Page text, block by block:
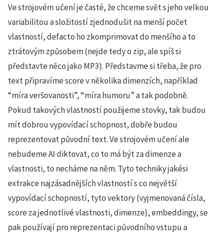
Ve strojovém učení je časté, že chceme svět s jeho velkou
variabilitou a složitostí zjednodušit na menší počet
vlastností, defacto ho zkomprimovat do menšího a to
ztrátovým způsobem (nejde tedy o zip, ale spíš si
představte něco jako MP3). Představme si třeba, že pro
text připravíme score v několika dimenzích, například
“míra veršovanosti”, “míra humoru” a tak podobně.
Pokud takových vlastností použijeme stovky, tak budou
mít dobrou vypovídací schopnost, dobře budou
reprezentovat původní text. Ve strojovém učení ale
nebudeme AI diktovat, co to má být za dimenze a
vlastnosti, to necháme na něm. Tyto techniky jakési
extrakce najzásadnějších vlastností s co největší
vypovídací schopností, tyto vektory (vyjmenovaná čísla,
score za jednotlivé vlastnosti, dimenze), embeddingy, se
pak používají pro reprezentaci původního vstupu a